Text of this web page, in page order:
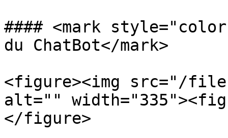
#### <mark
du ChatBot</mark>
<figure><img src="/files/
alt=""
</figure>